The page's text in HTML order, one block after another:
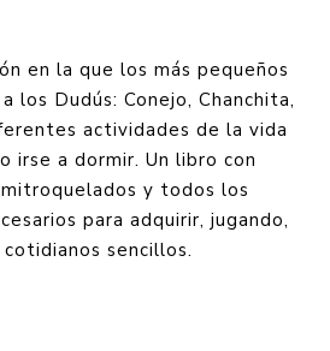
en la que los más pequeños
los Dudús: Conejo, Chanchita,
actividades de la vida
irse a dormir. Un libro con
y todos los
para adquirir, jugando,
sencillos.